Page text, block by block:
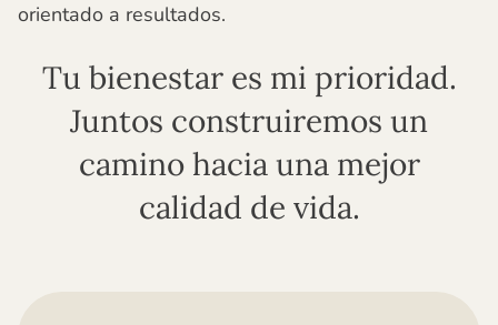
orientado a resultados.
Tu bienestar es mi prioridad.
Juntos construiremos un
camino hacia una mejor
calidad de vida.